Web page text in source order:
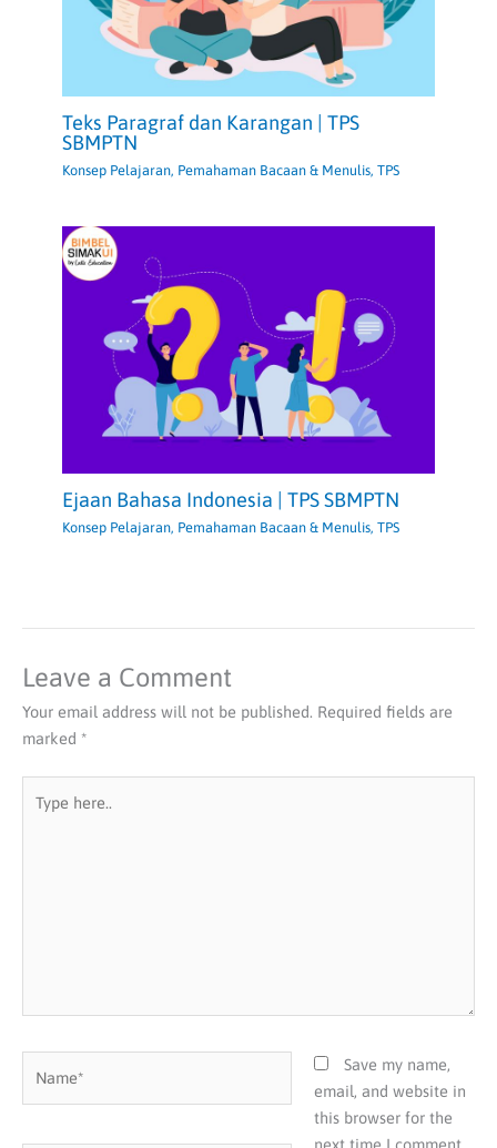
Teks Paragraf dan Karangan | TPS
SBMPTN
Konsep Pelajaran, Pemahaman Bacaan & Menulis,TPS
Ejaan Bahasa Indonesia | TPS SBMPTN
Konsep Pelajaran, Pemahaman Bacaan & Menulis,TPS
Leave a Comment
Your email address will not be published. Required fields are
marked *
here..
Save my name,
email, and website in
this browser for the
next time I comment.